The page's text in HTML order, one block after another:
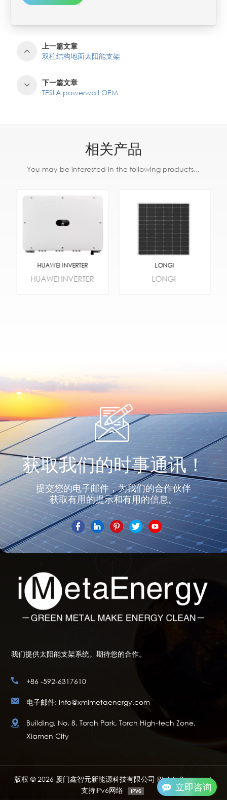
立即咨询
上一篇文章
双柱结构地面太阳能支架
下一篇文章
TESLA powerwall OEM
相关产品
You may be interested in the following products...
HUAWEI INVERTER
HUAWEI INVERTER
了解更多
LONGI
LONGI
获取我们的时事通讯！
提交您的电子邮件，为我们的合作伙伴
获取有用的提示和有用的信息。
我们提供太阳能支架系统。期待您的合作。
+86 -592-6317610
电子邮件: info@xmimetaenergy.com
Building, No. 8, Torch Park, Torch High-tech Zone,
Xiamen City
版权 © 2026 厦门鑫智元新能源科技有限公司 Rights Reserved.
支持IPv6网络